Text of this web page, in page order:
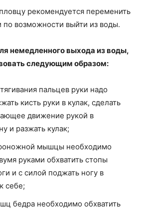
рекомендуется переменить
по возможности выйти из воды.
немедленного выхода из воды,
следующим образом:
пальцев руки надо
кисть руки в кулак, сделать
движение рукой в
и разжать кулак;
мышцы необходимо
руками обхватить стопы
и с силой поджать ногу в
себе;
бедра необходимо обхватить